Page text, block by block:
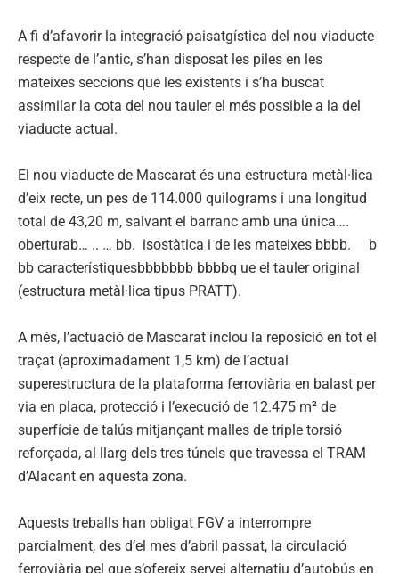
A fi d’afavorir la integració paisatgística del nou viaducte
respecte de l’antic, s’han disposat les piles en les
mateixes seccions que les existents i s’ha buscat
assimilar la cota del nou tauler el més possible a la del
viaducte actual.
El nou viaducte de Mascarat és una estructura metàl·lica
d’eix recte, un pes de 114.000 quilograms i una longitud
total de 43,20 m, salvant el barranc amb una única….
oberturab… .. … bb. isostàtica i de les mateixes bbbb. b
bb característiquesbbbbbbb bbbbq ue el tauler original
(estructura metàl·lica tipus PRATT).
A més, l’actuació de Mascarat inclou la reposició en tot el
traçat (aproximadament 1,5 km) de l’actual
superestructura de la plataforma ferroviària en balast per
via en placa, protecció i l’execució de 12.475 m² de
superfície de talús mitjançant malles de triple torsió
reforçada, al llarg dels tres túnels que travessa el TRAM
d’Alacant en aquesta zona.
Aquests treballs han obligat FGV a interrompre
parcialment, des d’el mes d’abril passat, la circulació
ferroviària pel que s’ofereix servei alternatiu d’autobús en